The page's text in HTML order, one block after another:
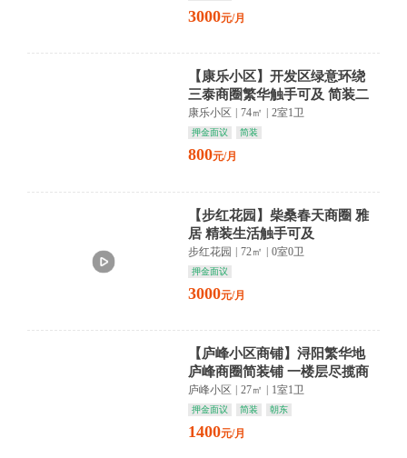
3000元/月
【康乐小区】开发区绿意环绕
三泰商圈繁华触手可及 简装二
层静享生活
康乐小区 74㎡ 2室1卫
押金面议 简装
800元/月
【步红花园】柴桑春天商圈 雅
居 精装生活触手可及
步红花园 | 72㎡ | 0室0卫
押金面议
3000元/月
【庐峰小区商铺】浔阳繁华地
庐峰商圈简装铺 一楼层尽揽商
机
庐峰小区 27㎡ 1室1卫
押金面议 简装 朝东
1400元/月